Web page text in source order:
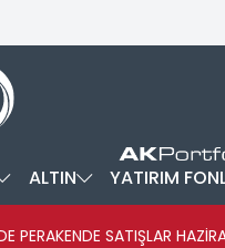
ALTIN YATIRIM
PERAKENDE SATIŞLAR